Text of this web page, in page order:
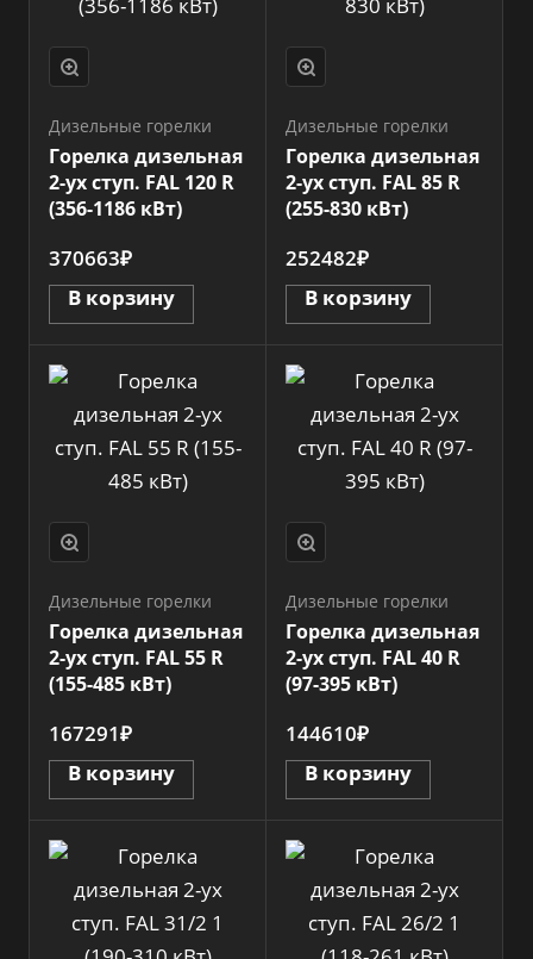
Дизельные горелки
Горелка дизельная
2-ух ступ. FAL 120 R
(356-1186 кВт)
370663₽
В корзину
Дизельные горелки
Горелка дизельная
2-ух ступ. FAL 85 R
(255-830 кВт)
252482₽
В корзину
Дизельные горелки
Горелка дизельная
2-ух ступ. FAL 55 R
(155-485 кВт)
167291₽
В корзину
Дизельные горелки
Горелка дизельная
2-ух ступ. FAL 40 R
(97-395 кВт)
144610₽
В корзину